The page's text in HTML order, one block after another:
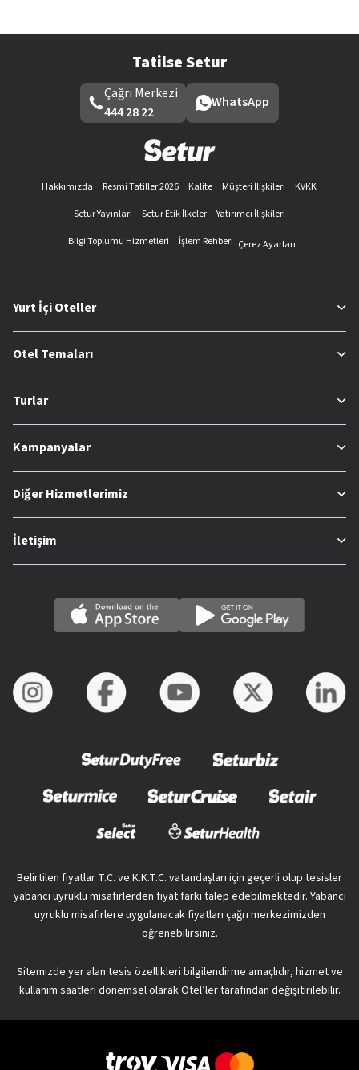
Tatilse Setur
Çağrı Merkezi
444 28 22
WhatsApp
Hakkımızda Resmi Tatiller 2026 Kalite Müşteri İlişkileri
KVKK
Setur Yayınları
Setur Etik İlkeler
Yatırımcı İlişkileri
Bilgi Toplumu Hizmetleri
İşlem Rehberi Çerez Ayarları
Yurt İçi Oteller
Otel Temaları
Turlar
Kampanyalar
Diğer Hizmetlerimiz
İletişim
Belirtilen fiyatlar T.C. ve K.K.T.C. vatandaşları için geçerli olup tesisler
yabancı uyruklu misafirlerden fiyat farkı talep edebilmektedir. Yabancı
uyruklu misafirlere uygulanacak fiyatları çağrı merkezimizden
öğrenebilirsiniz.
Sitemizde yer alan tesis özellikleri bilgilendirme amaçlıdır, hizmet ve
kullanım saatleri dönemsel olarak Otel’ler tarafından değişitirilebilir.